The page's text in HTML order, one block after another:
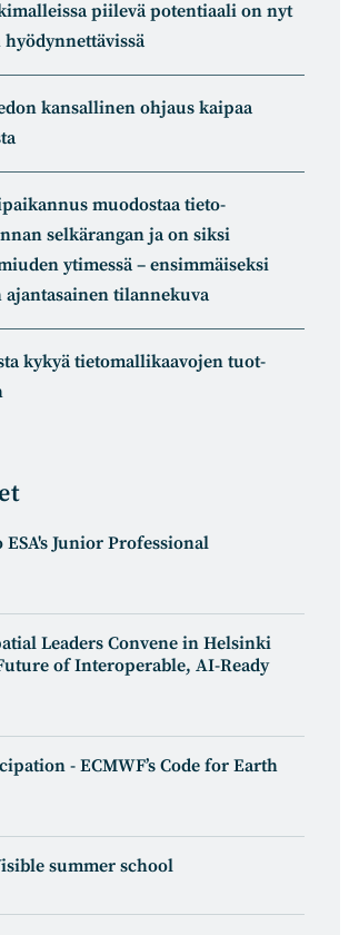
piilevä potentiaali on nyt
kansallinen ohjaus kaipaa
muodostaa tieto­
selkä­rangan ja on siksi
ytimessä – ensimmäiseksi
ajantasainen tilannekuva
kykyä tietomal­likaa­vojen tuot­
Junior Professional
Leaders Convene in Helsinki
of Interoperable, AI-Ready
- ECMWF’s Code for Earth
summer school